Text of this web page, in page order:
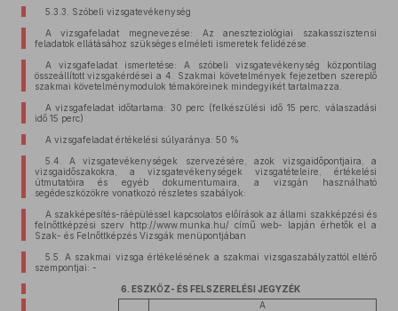
5.3.3. Szóbeli vizsgatevékenység
A vizsgafeladat megnevezése: Az aneszteziológiai szakasszisztensi
feladatok ellátásához szükséges elméleti ismeretek felidézése.
A vizsgafeladat ismertetése: A szóbeli vizsgatevékenység központilag
összeállított vizsgakérdései a 4. Szakmai követelmények fejezetben szereplő
szakmai követelménymodulok témaköreinek mindegyikét tartalmazza.
A vizsgafeladat időtartama: 30 perc (felkészülési idő 15 perc, válaszadási
idő 15 perc)
A vizsgafeladat értékelési súlyaránya: 50 %
5.4. A vizsgatevékenységek szervezésére, azok vizsgaidőpontjaira, a
vizsgaidőszakokra, a vizsgatevékenységek vizsgatételeire, értékelési
útmutatóira és egyéb dokumentumaira, a vizsgán használható
segédeszközökre vonatkozó részletes szabályok:
A szakképesítés-ráépüléssel kapcsolatos előírások az állami szakképzési és
felnőttképzési szerv http://www.munka.hu/ című web- lapján érhetők el a
Szak- és Felnőttképzés Vizsgák menüpontjában
5.5. A szakmai vizsga értékelésének a szakmai vizsgaszabályzattól eltérő
szempontjai: -
6. ESZKÖZ- ÉS FELSZERELÉSI JEGYZÉK
A